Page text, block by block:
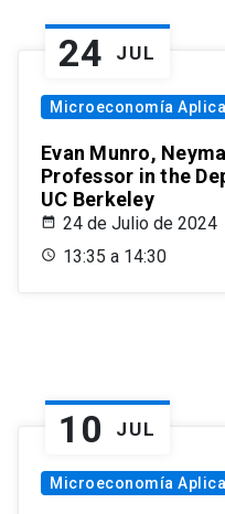
24 JUL
Microeconomía
Evan Munro,
Professor in the
UC Berkeley
24 de Julio de 2024
13:35 a 14:30
10 JUL
Microeconomía